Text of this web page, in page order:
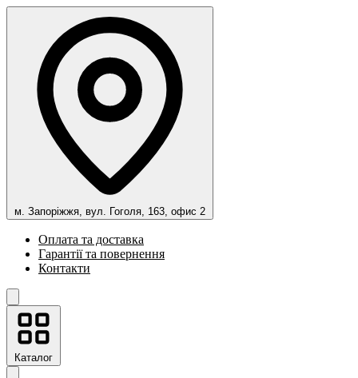
м. Запоріжжя, вул. Гоголя, 163, офис 2
Оплата та доставка
Гарантії та повернення
Контакти
Каталог